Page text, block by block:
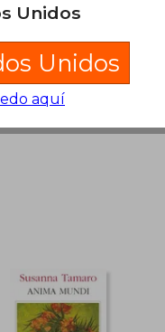
Barral, Tapa Blanda,
Unidos
Unidos
aquí